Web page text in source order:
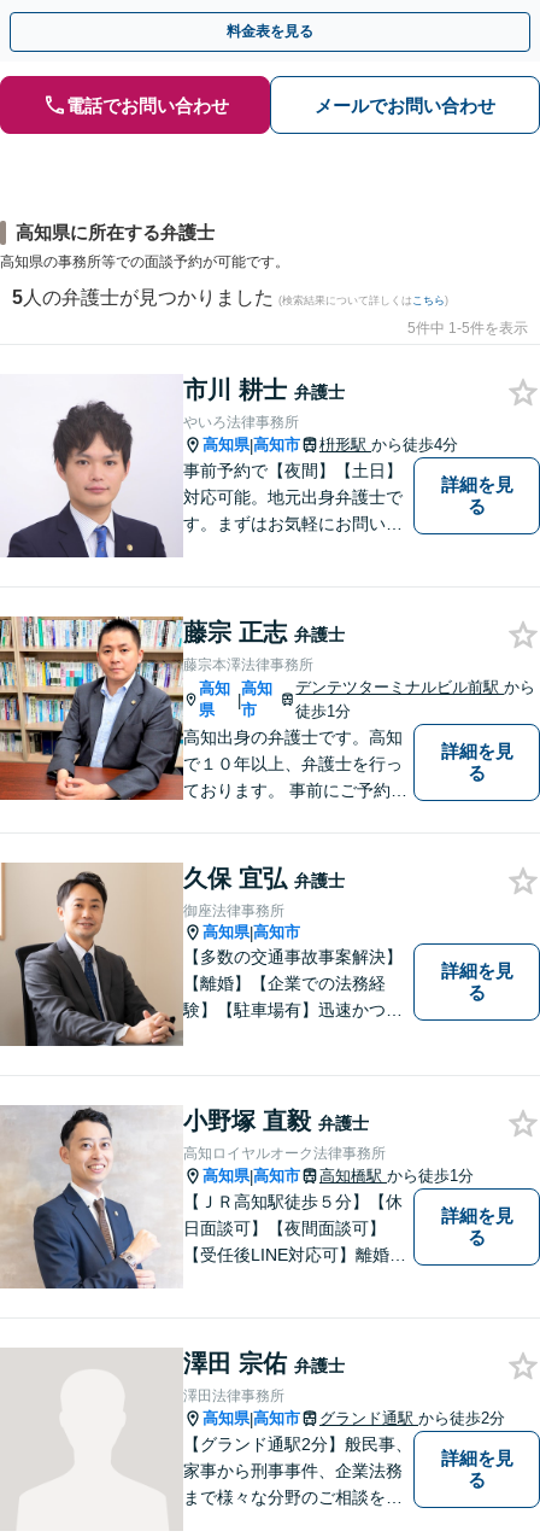
確に対応を進めてまいります。
料金表を見る
電話でお問い合わせ メールでお問い合わせ
高知県に所在する弁護士
高知県の事務所等での面談予約が可能です。
5 人の弁護士が見つかりました (検索結果について詳しくは こちら)
5件中 1-5件を表示
市川 耕士 弁護士
やいろ法律事務所
高知県|高知市 枡形駅 から徒歩4分
事前予約で【夜間】【土日】
対応可能。地元出身弁護士で
す。まずはお気軽にお問い合
詳細を見
る
藤宗 正志 弁護士
藤宗本澤法律事務所
高知
県
|
高知
市
デンテツターミナルビル前駅から
徒歩1分
高知出身の弁護士です。高知
で１０年以上、弁護士を行っ
ております。 事前にご予約を
詳細を見
る
久保 宜弘 弁護士
御座法律事務所
高知県|高知市
【多数の交通事故事案解決】
【離婚】【企業での法務経
験】【駐車場有】迅速かつ丁
い。
詳細を見
る
小野塚 直毅 弁護士
高知ロイヤルオーク法律事務所
高知県|高知市 高知橋駅 から徒歩1分
【ＪＲ高知駅徒歩５分】【休
日面談可】【夜間面談可】
【受任後LINE対応可】離婚、
詳細を見
る
澤田 宗佑 弁護士
澤田法律事務所
高知県|高知市 グランド通駅 から徒歩2分
【グランド通駅2分】般民事、
家事から刑事事件、企業法務
まで様々な分野のご相談を受
詳細を見
る